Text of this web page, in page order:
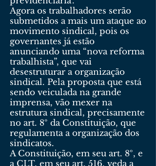
Agora os trabalhadores serão
submetidos a mais um ataque ao
movimento sindical, pois os
governantes já estão
anunciando uma “nova reforma
trabalhista”, que vai
desestruturar a organização
sindical. Pela proposta que está
sendo veiculada na grande
imprensa, vão mexer na
estrutura sindical, precisamente
no art. 8º da Constituição, que
regulamenta a organização dos
sindicatos.
A Constituição, em seu art. 8º, e
a CLT, em seu art. 516, veda a